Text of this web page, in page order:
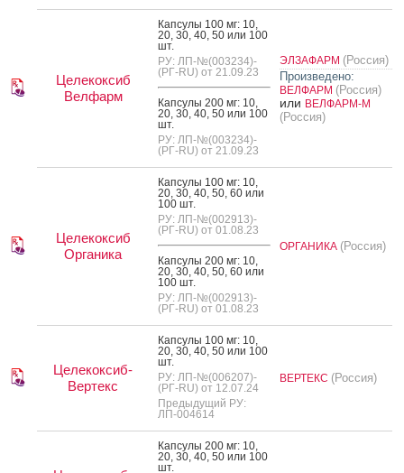
Целекоксиб
Велфарм
Кап­су­лы 100 мг: 10,
20, 30, 40, 50 или 100
шт.
РУ: ЛП-№(003234)-
(РГ-RU) от 21.09.23
Кап­су­лы 200 мг: 10,
20, 30, 40, 50 или 100
шт.
РУ: ЛП-№(003234)-
(РГ-RU) от 21.09.23
ЭЛЗАФАРМ (Россия)
Произведено:
ВЕЛФАРМ (Россия)
или ВЕЛФАРМ-М
(Россия)
Целекоксиб
Органика
Кап­су­лы 100 мг: 10,
20, 30, 40, 50, 60 или
100 шт.
РУ: ЛП-№(002913)-
(РГ-RU) от 01.08.23
Кап­су­лы 200 мг: 10,
20, 30, 40, 50, 60 или
100 шт.
РУ: ЛП-№(002913)-
(РГ-RU) от 01.08.23
ОРГАНИКА (Россия)
Целекоксиб-
Вертекс
Кап­су­лы 100 мг: 10,
20, 30, 40, 50 или 100
шт.
РУ: ЛП-№(006207)-
(РГ-RU) от 12.07.24
Предыдущий РУ:
ЛП-004614
ВЕРТЕКС (Россия)
Кап­су­лы 200 мг: 10,
20, 30, 40, 50 или 100
шт.